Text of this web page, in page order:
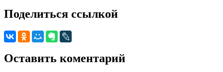
Поделиться ссылкой
Оставить коментарий